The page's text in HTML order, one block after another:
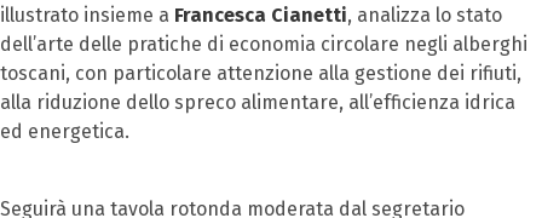
illustrato insieme a Francesca Cianetti, analizza lo stato
dell’arte delle pratiche di economia circolare negli alberghi
toscani, con particolare attenzione alla gestione dei rifiuti,
alla riduzione dello spreco alimentare, all’efficienza idrica
ed energetica.
Seguirà una tavola rotonda moderata dal segretario